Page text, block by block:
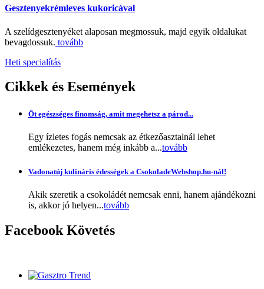
Gesztenyekrémleves kukoricával
A szelídgesztenyéket alaposan megmossuk, majd egyik oldalukat
bevagdossuk. tovább
Heti specialítás
Cikkekés Események
Öt egészséges finomság, amit megehetsz a párod...
Egy ízletes fogás nemcsak az étkezőasztalnál lehet
emlékezetes, hanem még inkább a...tovább
Vadonatúj kulináris édességek a CsokoladeWebshop.hu-nál!
Akik szeretik a csokoládét nemcsak enni, hanem ajándékozni
is, akkor jó helyen...tovább
Facebook Követés